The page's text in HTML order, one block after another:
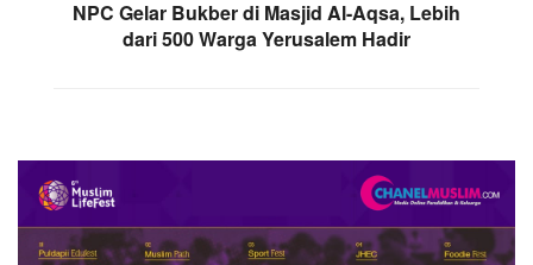
NPC Gelar Bukber di Masjid Al-Aqsa, Lebih
dari 500 Warga Yerusalem Hadir